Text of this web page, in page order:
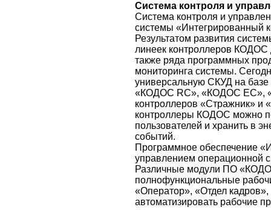
Система контроля и
Система контроля и
системы «Интегрированный
Результатом развития
линеек контроллеров КОДОС
также ряда программных
мониторинга системы.
универсальную СКУД на базе
«КОДОС RC», «КОДОС ЕС»,
контроллеров «Стражник» и
контроллеры КОДОС можно
пользователей и хранить в
событий.
Программное обеспечение
управлением операционной
Различные модули ПО
полнофункциональные
«Оператор», «Отдел
автоматизировать рабочие